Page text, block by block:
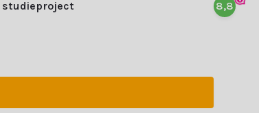
studieproject 8,8